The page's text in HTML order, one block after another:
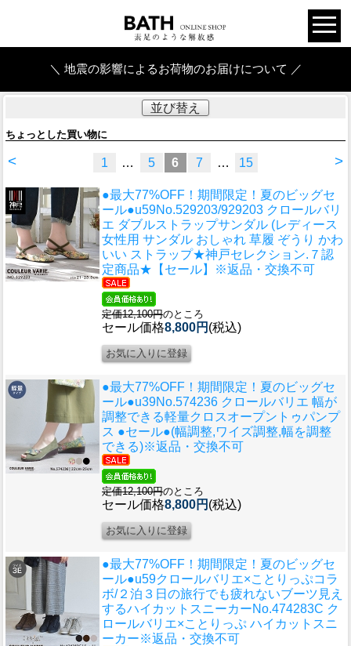
＼ 地震の影響によるお荷物のお届けについて ／
並び替え
ちょっとした買い物に
< >
1 … 5 6 7 … 15
●最大77%OFF！期間限定！夏のビッグセ
ール●u59No.529203/929203 クロールバリ
エ ダブルストラップサンダル (レディース
女性用 サンダル おしゃれ 草履 ぞうり かわ
いい ストラップ★神戸セレクション.７認
定商品★【セール】※返品・交換不可
定価12,100円のところ
セール価格8,800円 (税込)
●最大77%OFF！期間限定！夏のビッグセ
ール●u39No.574236 クロールバリエ 幅が
調整できる軽量クロスオープントゥパンプ
ス ●セール●(幅調整,ワイズ調整,幅を調整
できる)※返品・交換不可
定価12,100円のところ
セール価格8,800円 (税込)
●最大77%OFF！期間限定！夏のビッグセ
ール●u59クロールバリエ×ことりっぷコラ
ボ/２泊３日の旅行でも疲れないブーツ見え
するハイカットスニーカーNo.474283C ク
ロールバリエ×ことりっぷ ハイカットスニ
ーカー※返品・交換不可